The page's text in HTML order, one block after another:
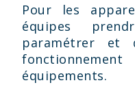
Pour les
équipes
paramétrer et
équipements.